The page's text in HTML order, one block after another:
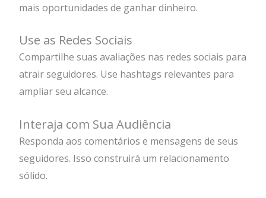
mais oportunidades de ganhar dinheiro.
Use as Redes Sociais
Compartilhe suas avaliações nas redes sociais para
atrair seguidores. Use hashtags relevantes para
ampliar seu alcance.
Interaja com Sua Audiência
Responda aos comentários e mensagens de seus
seguidores. Isso construirá um relacionamento
sólido.